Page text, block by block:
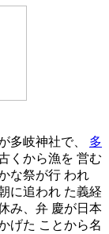
多岐神社で、 多
くから漁を 営む
な祭が行 われ
に追われ た義経
み、弁 慶が日本
げた ことから名